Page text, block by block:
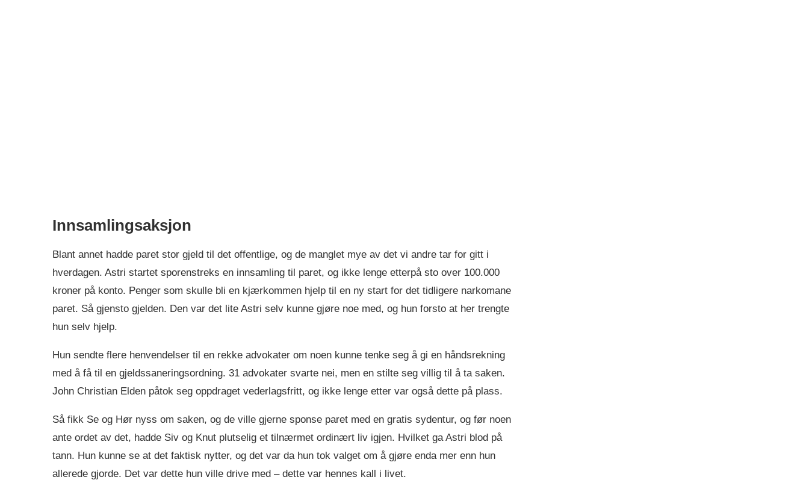
Innsamlingsaksjon
Blant annet hadde paret stor gjeld til det offentlige, og de manglet mye av det vi andre tar for gitt i
hverdagen. Astri startet sporenstreks en innsamling til paret, og ikke lenge etterpå sto over 100.000
kroner på konto. Penger som skulle bli en kjærkommen hjelp til en ny start for det tidligere narkomane
paret. Så gjensto gjelden. Den var det lite Astri selv kunne gjøre noe med, og hun forsto at her trengte
hun selv hjelp.
Hun sendte flere henvendelser til en rekke advokater om noen kunne tenke seg å gi en håndsrekning
med å få til en gjeldssaneringsordning. 31 advokater svarte nei, men en stilte seg villig til å ta saken.
John Christian Elden påtok seg oppdraget vederlagsfritt, og ikke lenge etter var også dette på plass.
Så fikk Se og Hør nyss om saken, og de ville gjerne sponse paret med en gratis sydentur, og før noen
ante ordet av det, hadde Siv og Knut plutselig et tilnærmet ordinært liv igjen. Hvilket ga Astri blod på
tann. Hun kunne se at det faktisk nytter, og det var da hun tok valget om å gjøre enda mer enn hun
allerede gjorde. Det var dette hun ville drive med – dette var hennes kall i livet.